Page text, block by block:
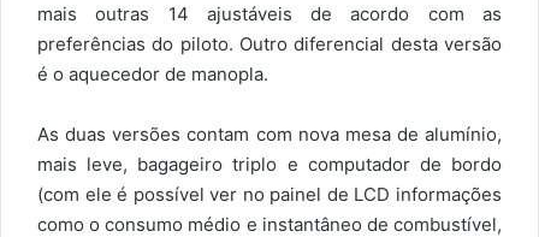
mais outras 14 ajustáveis de acordo com as
preferências do piloto. Outro diferencial desta versão
é o aquecedor de manopla.
As duas versões contam com nova mesa de alumínio,
mais leve, bagageiro triplo e computador de bordo
(com ele é possível ver no painel de LCD informações
como o consumo médio e instantâneo de combustível,